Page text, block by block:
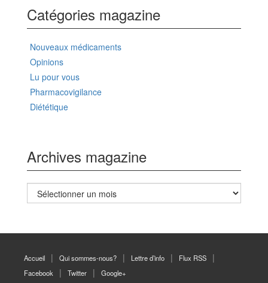
Catégories magazine
Nouveaux médicaments
Opinions
Lu pour vous
Pharmacovigilance
Diététique
Archives magazine
Archives
magazine
Accueil Qui sommes-nous? Lettre d’info
Flux RSS
Facebook
Twitter Google+